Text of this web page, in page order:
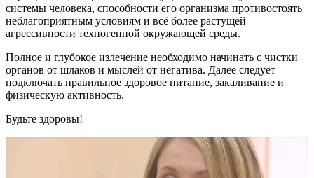
системы человека, способности его организма противостоять
неблагоприятным условиям и всё более растущей
агрессивности техногенной окружающей среды.
Полное и глубокое излечение необходимо начинать с чистки
органов от шлаков и мыслей от негатива. Далее следует
подключать правильное здоровое питание, закаливание и
физическую активность.
Будьте здоровы!